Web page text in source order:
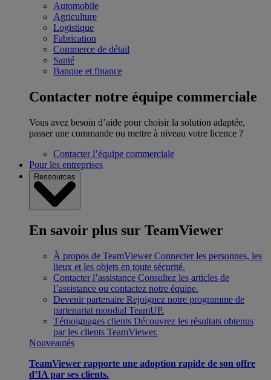
Automobile
Agriculture
Logistique
Fabrication
Commerce de détail
Santé
Banque et finance
Contacter notre équipe commerciale
Vous avez besoin d’aide pour choisir la solution adaptée,
passer une commande ou mettre à niveau votre licence ?
Contacter l’équipe commerciale
Pour les entreprises
Ressources
En savoir plus sur TeamViewer
À propos de TeamViewer Connecter les personnes, les
lieux et les objets en toute sécurité.
Contacter l’assistance Consultez les articles de
l’assistance ou contactez notre équipe.
Devenir partenaire Rejoignez notre programme de
partenariat mondial TeamUP.
Témoignages clients Découvrez les résultats obtenus
par les clients TeamViewer.
Nouveautés
TeamViewer rapporte une adoption rapide de son offre
d’IA par ses clients.